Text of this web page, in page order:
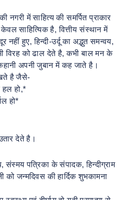
में साहित्य की समर्पित प्राकार
साहित्यिक है, वित्तीय संस्थान में
नहीं हुए, हिन्दी-उर्दू का अद्भुत समन्वय,
विरह को ढाल देते है, कभी बाल मन के
अपनी जुबान में कह जाते है।
है जैसे-
हल हो,*
हो*
देते है।
संस्मय पत्रिका के संपादक, हिन्दीग्राम
जन्मदिवस की हार्दिक शुभकामना